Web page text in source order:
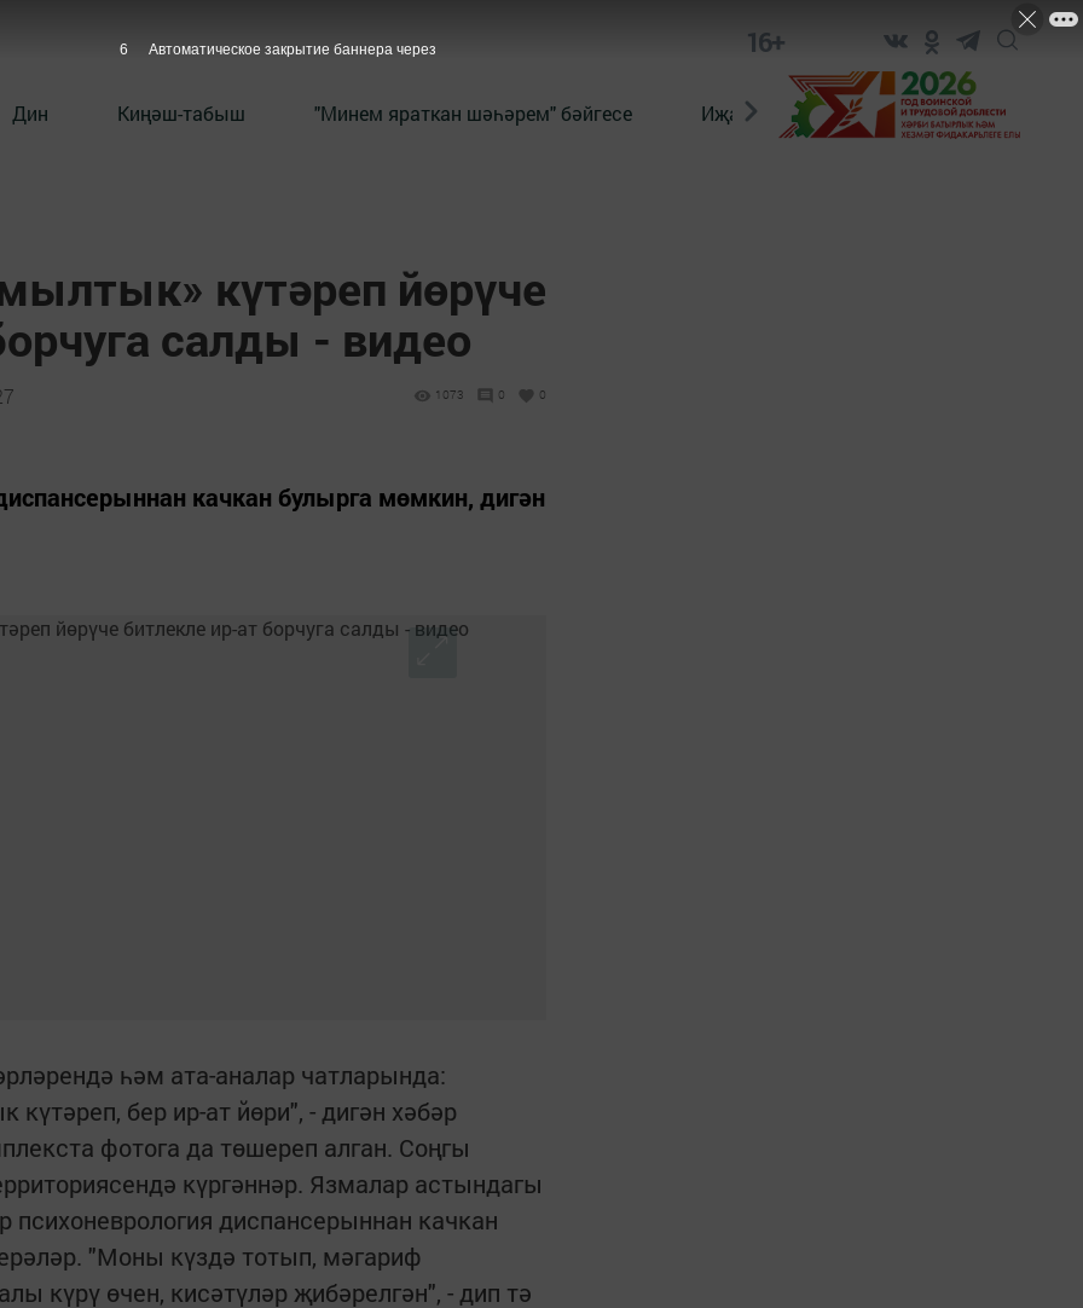
16+
Дин Киңәш-табыш "Минем яраткан шәһәрем" бәйгесе Иҗат Реклама Онлайн
күтәреп йөрүче
салды - видео
1073 0 0
качкан булырга мөмкин, дигән
һәм ата-аналар чатларында:
бер ир-ат йөри", - дигән хәбәр
фотога да төшереп алган. Соңгы
күргәннәр. Язмалар астындагы
диспансерыннан качкан
"Моны күздә тотып, мәгариф
күрү өчен, кисәтүләр җибәрелгән", - дип тә
5 Автоматическое закрытие баннера через